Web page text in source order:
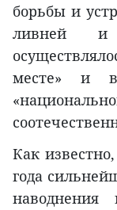
борьбы и
ливней и
месте» и в
Как
года
наводнения